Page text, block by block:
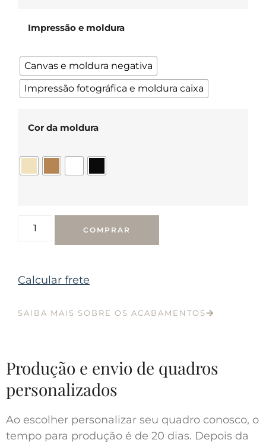
Impressão e moldura
Canvas e moldura negativa
Impressão fotográfica e moldura caixa
Cor da moldura
COMPRAR
Calcular frete
SAIBA MAIS SOBRE OS ACABAMENTOS
Produção e envio de quadros
personalizados
Ao escolher personalizar seu quadro conosco, o
tempo para produção é de 20 dias. Depois da